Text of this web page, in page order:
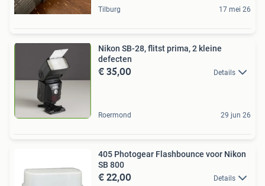
Tilburg 17 mei 26
Nikon SB-28, flitst prima, 2 kleine
defecten
€ 35,00 Details
Roermond 29 jun 26
405 Photogear Flashbounce voor Nikon
SB 800
€ 22,00 Details